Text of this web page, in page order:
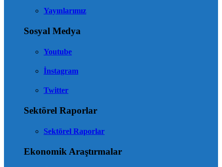
Yayınlarımız
Sosyal Medya
Youtube
İnstagram
Twitter
Sektörel Raporlar
Sektörel Raporlar
Ekonomik Araştırmalar